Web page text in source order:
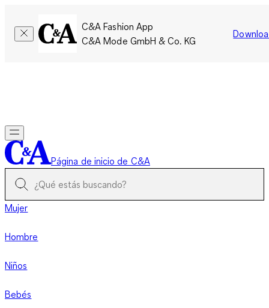
C&A Fashion App
C&A Mode GmbH & Co. KG
Página de inicio de C&A
Mujer
Hombre
Niños
Bebés